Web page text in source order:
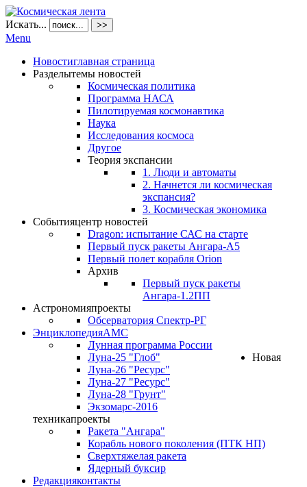
Искать... >>
Menu
Новостиглавная страница
Разделытемы новостей
Космическая политика
Программа НАСА
Пилотируемая космонавтика
Наука
Исследования космоса
Другое
Теория экспансии
1. Люди и автоматы
2. Начнется ли космическая
экспансия?
3. Космическая экономика
Событияцентр новостей
Dragon: испытание САС на старте
Первый пуск ракеты Ангара-А5
Первый полет корабля Orion
Архив
Первый пуск ракеты
Ангара-1.2ПП
Астрономияпроекты
Обсерватория Спектр-РГ
ЭнциклопедияАМС
Лунная программа России
Луна-25 "Глоб"
Луна-26 "Ресурс"
Луна-27 "Ресурс"
Луна-28 "Грунт"
Экзомарс-2016
Новая
техникапроекты
Ракета "Ангара"
Корабль нового поколения (ПТК НП)
Сверхтяжелая ракета
Ядерный буксир
Редакцияконтакты